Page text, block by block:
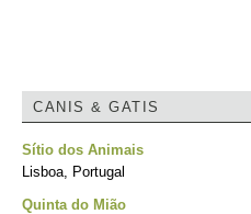
CANIS & GATIS
Sítio dos Animais
Lisboa, Portugal
Quinta do Mião